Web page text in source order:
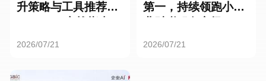
升策略与工具推荐：
2026/07/21
第一，持续领跑小微
2026/07/21